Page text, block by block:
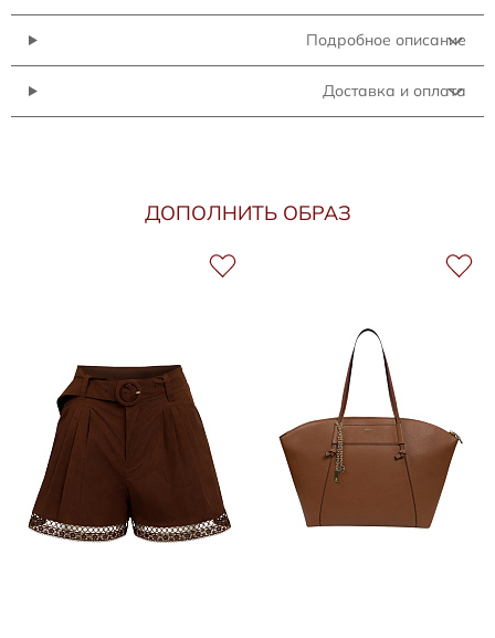
Подробное описание
Доставка и оплата
ДОПОЛНИТЬ ОБРАЗ